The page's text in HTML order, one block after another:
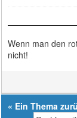
Wenn man den
nicht!
« Ein Thema